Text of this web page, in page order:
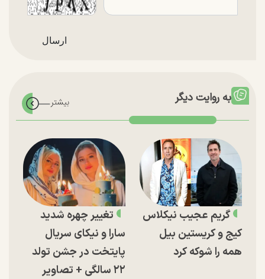
به روایت دیگر
گریم عجیب نیکلاس
کیج و کریستین بیل
همه را شوکه کرد
تغییر چهره شدید
سارا و نیکای سریال
پایتخت در جشن تولد
۲۲ سالگی + تصاویر